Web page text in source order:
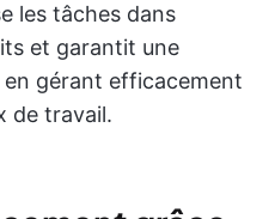
les tâches dans
et garantit une
en gérant efficacement
de travail.